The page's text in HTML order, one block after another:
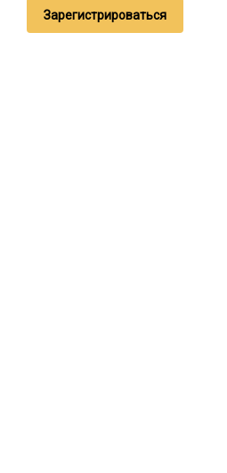
Зарегистрироваться